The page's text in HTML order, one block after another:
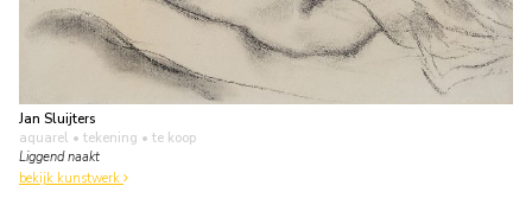
Jan Sluijters
aquarel • tekening • te koop
Liggend naakt
bekijk kunstwerk